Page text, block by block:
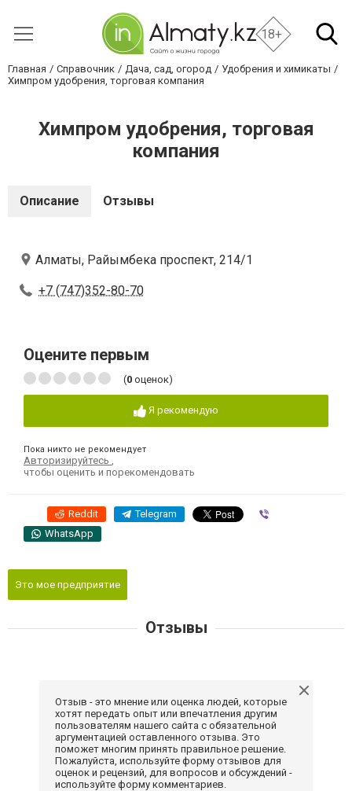
18+
Главная Справочник Дача, сад, огород
Удобрения и химикаты
Химпром удобрения, торговая компания
Химпром удобрения, торговая
компания
Описание Отзывы
Алматы, Райымбека проспект, 214/1
+7 (747)352-80-70
Оцените первым
(0 оценок)
Я рекомендую
Пока никто не рекомендует
Авторизируйтесь
чтобы оценить и порекомендовать
Reddit Telegram
WhatsApp
Это мое предприятие
Отзывы
Отзыв - это мнение или оценка людей, которые
хотят передать опыт или впечатления другим
пользователям нашего сайта с обязательной
аргументацией оставленного отзыва. Это
поможет многим принять правильное решение.
Пожалуйста, используйте форму отзывов для
оценок и рецензий, для вопросов и обсуждений -
используйте форму комментариев.